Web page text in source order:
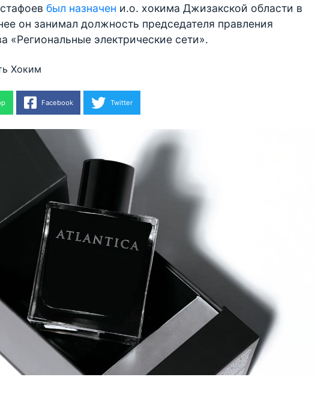
был назначен и.о. хокима Джизакской области в
он занимал должность председателя правления
«Региональные электрические сети».
Хоким
Facebook Twitter